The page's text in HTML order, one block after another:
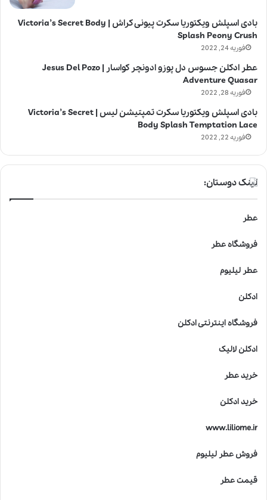
بادی اسپلش ویکتوریا سکرت پیونی کراش | Victoria’s Secret Body
Splash Peony Crush
فوریه 24, 2022
عطر ادکلن جسوس دل پوزو ادونچر کواسار | Jesus Del Pozo
Adventure Quasar
فوریه 28, 2022
بادی اسپلش ویکتوریا سکرت تمپتیشن لیس | Victoria’s Secret
Body Splash Temptation Lace
فوریه 22, 2022
لینک دوستان:
عطر
فروشگاه عطر
عطر لیلیوم
ادکلن
فروشگاه اینترنتی ادکلن
ادکلن لالیک
خرید عطر
خرید ادکلن
www.liliome.ir
فروش عطر لیلیوم
قیمت عطر